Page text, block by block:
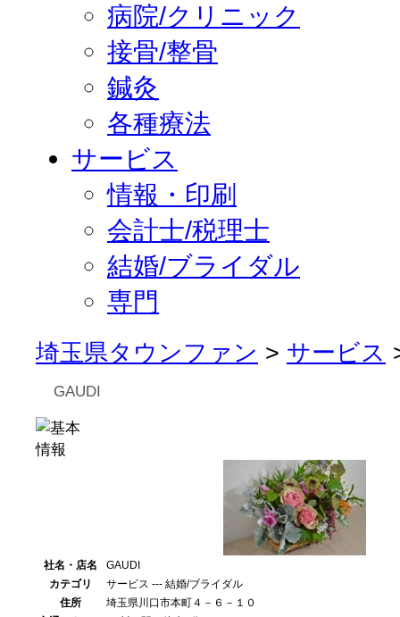
病院/クリニック
接骨/整骨
鍼灸
各種療法
サービス
情報・印刷
会計士/税理士
結婚/ブライダル
専門
埼玉県タウンファン > サービス
GAUDI
社名・店名
GAUDI
カテゴリ
サービス --- 結婚/ブライダル
住所
埼玉県川口市本町４－６－１０